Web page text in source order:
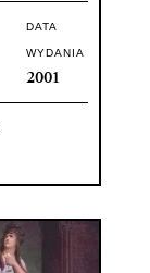
DATA
WYDANIA
2001